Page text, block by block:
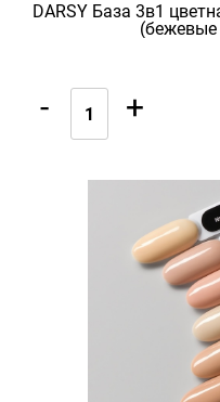
DARSY База 3в1
(бежевые
- +